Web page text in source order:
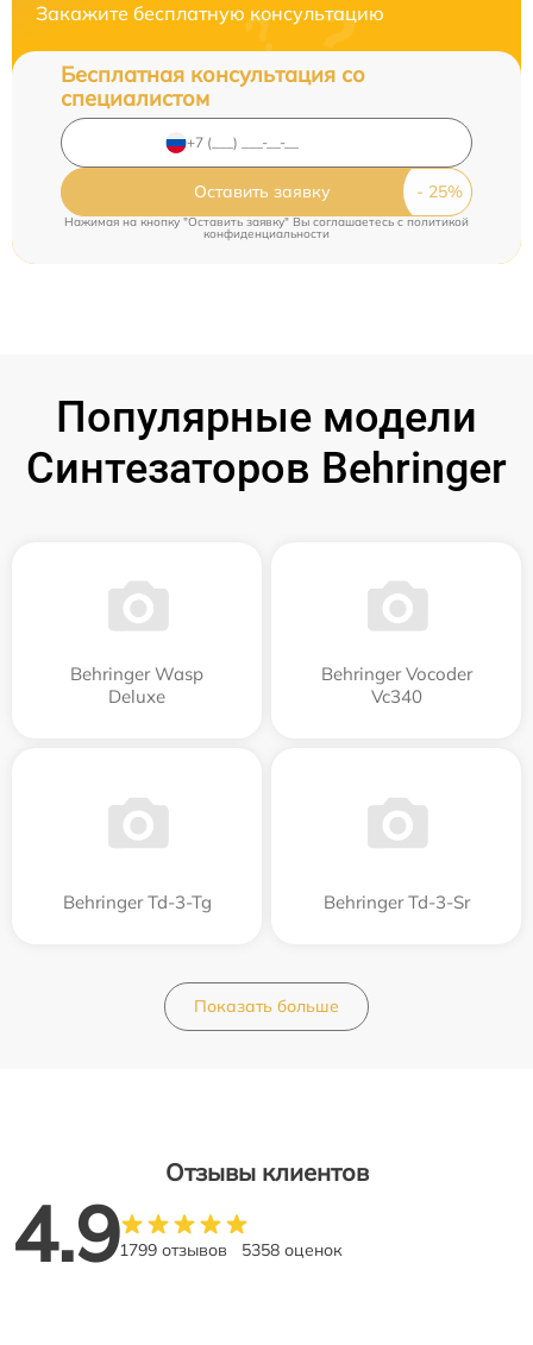
Закажите бесплатную консультацию
Бесплатная консультация со
специалистом
Оставить заявку
Нажимая на кнопку "Оставить заявку" Вы соглашаетесь cполитикой
конфиденциальности
Популярные модели
Синтезаторов Behringer
Behringer Wasp
Deluxe
Behringer Vocoder
Vc340
Behringer Td-3-Tg Behringer Td-3-Sr
Показать больше
Отзывы клиентов
4.91799 отзывов 5358 оценок